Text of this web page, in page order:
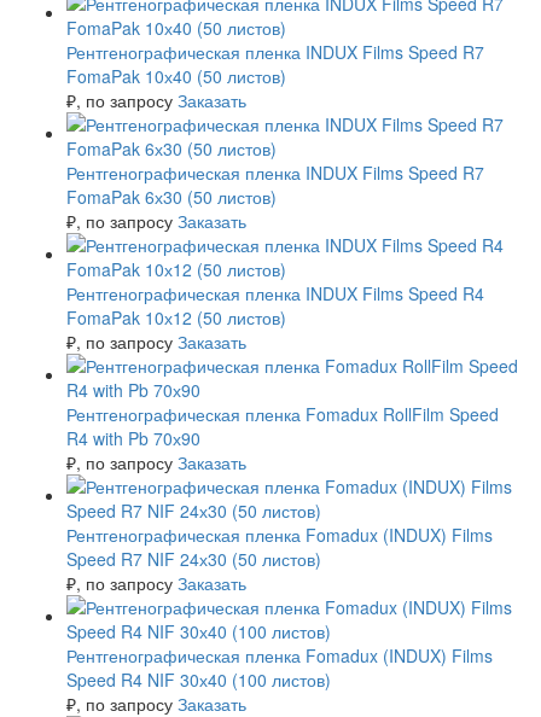
Рентгенографическая пленка INDUX Films Speed R7
FomaPak 10х40 (50 листов)
₽, по запросу Заказать
Рентгенографическая пленка INDUX Films Speed R7
FomaPak 6х30 (50 листов)
₽, по запросу Заказать
Рентгенографическая пленка INDUX Films Speed R4
FomaPak 10х12 (50 листов)
₽, по запросу Заказать
Рентгенографическая пленка Fomadux RollFilm Speed
R4 with Pb 70х90
₽, по запросу Заказать
Рентгенографическая пленка Fomadux (INDUX) Films
Speed R7 NIF 24х30 (50 листов)
₽, по запросу Заказать
Рентгенографическая пленка Fomadux (INDUX) Films
Speed R4 NIF 30х40 (100 листов)
₽, по запросу Заказать